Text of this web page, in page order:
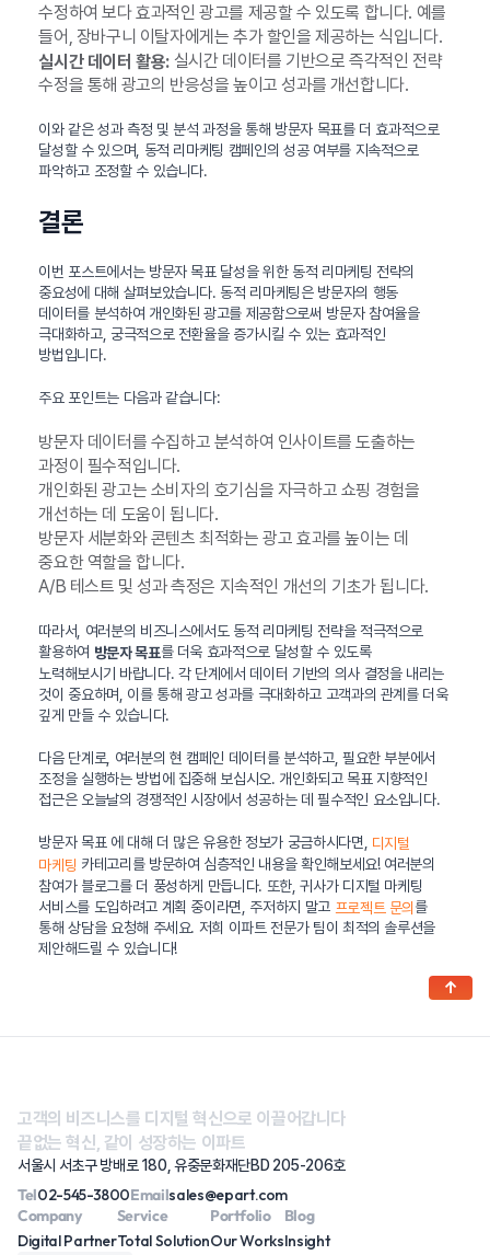
수정하여 보다 효과적인 광고를 제공할 수 있도록 합니다. 예를
들어, 장바구니 이탈자에게는 추가 할인을 제공하는 식입니다.
실시간 데이터 활용:실시간 데이터를 기반으로 즉각적인 전략
수정을 통해 광고의 반응성을 높이고 성과를 개선합니다.
이와 같은 성과 측정 및 분석 과정을 통해 방문자 목표를 더 효과적으로
달성할 수 있으며, 동적 리마케팅 캠페인의 성공 여부를 지속적으로
파악하고 조정할 수 있습니다.
결론
이번 포스트에서는 방문자 목표 달성을 위한 동적 리마케팅 전략의
중요성에 대해 살펴보았습니다. 동적 리마케팅은 방문자의 행동
데이터를 분석하여 개인화된 광고를 제공함으로써 방문자 참여율을
극대화하고, 궁극적으로 전환율을 증가시킬 수 있는 효과적인
방법입니다.
주요 포인트는 다음과 같습니다:
방문자 데이터를 수집하고 분석하여 인사이트를 도출하는
과정이 필수적입니다.
개인화된 광고는 소비자의 호기심을 자극하고 쇼핑 경험을
개선하는 데 도움이 됩니다.
방문자 세분화와 콘텐츠 최적화는 광고 효과를 높이는 데
중요한 역할을 합니다.
A/B 테스트 및 성과 측정은 지속적인 개선의 기초가 됩니다.
따라서, 여러분의 비즈니스에서도 동적 리마케팅 전략을 적극적으로
활용하여 방문자 목표를 더욱 효과적으로 달성할 수 있도록
노력해보시기 바랍니다. 각 단계에서 데이터 기반의 의사 결정을 내리는
것이 중요하며, 이를 통해 광고 성과를 극대화하고 고객과의 관계를 더욱
깊게 만들 수 있습니다.
다음 단계로, 여러분의 현 캠페인 데이터를 분석하고, 필요한 부분에서
조정을 실행하는 방법에 집중해 보십시오. 개인화되고 목표 지향적인
접근은 오늘날의 경쟁적인 시장에서 성공하는 데 필수적인 요소입니다.
방문자 목표 에 대해 더 많은 유용한 정보가 궁금하시다면, 디지털
마케팅 카테고리를 방문하여 심층적인 내용을 확인해보세요! 여러분의
참여가 블로그를 더 풍성하게 만듭니다. 또한, 귀사가 디지털 마케팅
서비스를 도입하려고 계획 중이라면, 주저하지 말고 프로젝트 문의를
통해 상담을 요청해 주세요. 저희 이파트 전문가 팀이 최적의 솔루션을
제안해드릴 수 있습니다!
고객의 비즈니스를 디지털 혁신으로 이끌어갑니다
끝없는 혁신, 같이 성장하는 이파트
서울시 서초구 방배로 180, 유중문화재단BD 205-206호
Tel02-545-3800Emailsales@epart.com
Company
Digital Partner
Service
Total Solution
Portfolio
Our Works
Blog
Insight
↑